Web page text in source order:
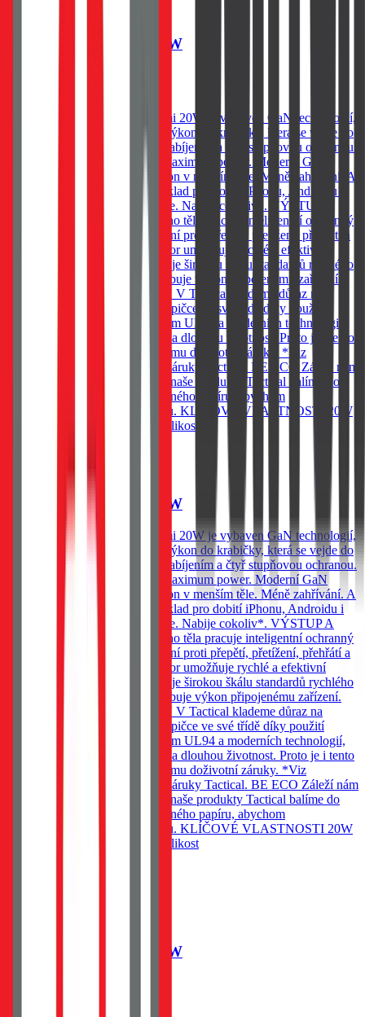
Tactical Minimi GaN 20W
Kapesní adaptér, Tactical Minimi 20W je vybaven GaN technologií,
která umožňuje dostat brutální výkon do krabičky, která se vejde do
každé kapsy. Vybavena rychlonabíjením a čtyř stupňovou ochranou.
20W GaN Minimal footprint. Maximum power. Moderní GaN
technologie znamená vyšší výkon v menším těle. Méně zahřívání. A
vyšší účinnost. Výkon 20W, základ pro dobití iPhonu, Androidu i
menších zařízení. Vejde se všude. Nabije cokoliv*. VÝSTUP A
OCHRANA Uvnitř kompaktního těla pracuje inteligentní ochranný
systém, který hlídá každé nabíjení proti přepětí, přetížení, přehřátí a
zkratu. Moderní USB-C konektor umožňuje rychlé a efektivní
nabíjení. Adaptér navíc podporuje širokou škálu standardů rychlého
nabíjení a automaticky přizpůsobuje výkon připojenému zařízení.
NEODOLATELNĚ ODOLNÝ V Tactical klademe důraz na
detaily. Řada MINIMI patří ke špičce ve své třídě díky použití
odolných materiálů se standardem UL94 a moderních technologií,
které zajišťují spolehlivý výkon a dlouhou životnost. Proto je i tento
produkt zahrnut v našem programu doživotní záruky. *Viz
podmínky programu doživotní záruky Tactical. BE ECO Záleží nám
na životním prostředí. Všechny naše produkty Tactical balíme do
ekologických obalů z recyklovaného papíru, abychom
minimalizovali dopad na přírodu. KLÍČOVÉ VLASTNOSTI 20W
GaN technologie Kompaktní velikost
Tactical Minimi GaN 20W
Kapesní adaptér, Tactical Minimi 20W je vybaven GaN technologií,
která umožňuje dostat brutální výkon do krabičky, která se vejde do
každé kapsy. Vybavena rychlonabíjením a čtyř stupňovou ochranou.
20W GaN Minimal footprint. Maximum power. Moderní GaN
technologie znamená vyšší výkon v menším těle. Méně zahřívání. A
vyšší účinnost. Výkon 20W, základ pro dobití iPhonu, Androidu i
menších zařízení. Vejde se všude. Nabije cokoliv*. VÝSTUP A
OCHRANA Uvnitř kompaktního těla pracuje inteligentní ochranný
systém, který hlídá každé nabíjení proti přepětí, přetížení, přehřátí a
zkratu. Moderní USB-C konektor umožňuje rychlé a efektivní
nabíjení. Adaptér navíc podporuje širokou škálu standardů rychlého
nabíjení a automaticky přizpůsobuje výkon připojenému zařízení.
NEODOLATELNĚ ODOLNÝ V Tactical klademe důraz na
detaily. Řada MINIMI patří ke špičce ve své třídě díky použití
odolných materiálů se standardem UL94 a moderních technologií,
které zajišťují spolehlivý výkon a dlouhou životnost. Proto je i tento
produkt zahrnut v našem programu doživotní záruky. *Viz
podmínky programu doživotní záruky Tactical. BE ECO Záleží nám
na životním prostředí. Všechny naše produkty Tactical balíme do
ekologických obalů z recyklovaného papíru, abychom
minimalizovali dopad na přírodu. KLÍČOVÉ VLASTNOSTI 20W
GaN technologie Kompaktní velikost
Tactical Minimi GaN 30W